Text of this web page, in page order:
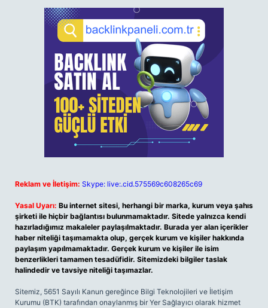
Reklam ve İletişim: Skype: live:.cid.575569c608265c69
Yasal Uyarı: Bu internet sitesi, herhangi bir marka, kurum veya şahıs
şirketi ile hiçbir bağlantısı bulunmamaktadır. Sitede yalnızca kendi
hazırladığımız makaleler paylaşılmaktadır. Burada yer alan içerikler
haber niteliği taşımamakta olup, gerçek kurum ve kişiler hakkında
paylaşım yapılmamaktadır. Gerçek kurum ve kişiler ile isim
benzerlikleri tamamen tesadüfidir. Sitemizdeki bilgiler taslak
halindedir ve tavsiye niteliği taşımazlar.
Sitemiz, 5651 Sayılı Kanun gereğince Bilgi Teknolojileri ve İletişim
Kurumu (BTK) tarafından onaylanmış bir Yer Sağlayıcı olarak hizmet